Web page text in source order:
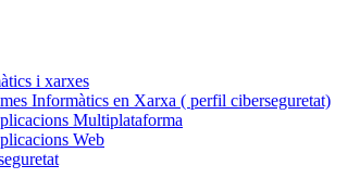
i xarxes
Informàtics en Xarxa ( perfil ciberseguretat)
Multiplataforma
Web